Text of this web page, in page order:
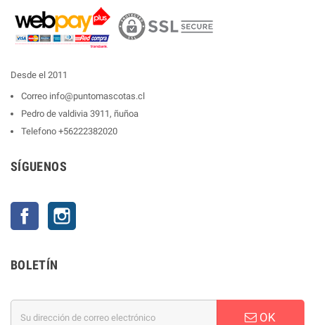
Desde el 2011
Correo info@puntomascotas.cl
Pedro de valdivia 3911, ñuñoa
Telefono +56222382020
SÍGUENOS
Facebook
BOLETÍN
OK